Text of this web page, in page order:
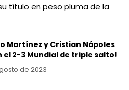
título en peso pluma de la
Martínez y Cristian Nápoles
el 2-3 Mundial de triple salto!
de 2023